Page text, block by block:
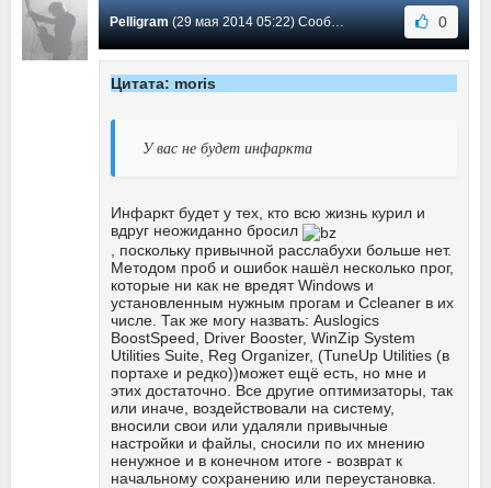
Pelligram(29 мая 2014 05:22) Сообщение #5 0
Цитата: moris
У вас не будет инфаркта
Инфаркт будет у тех, кто всю жизнь курил и
вдруг неожиданно бросил
, поскольку привычной расслабухи больше нет.
Методом проб и ошибок нашёл несколько прог,
которые ни как не вредят Windows и
установленным нужным прогам и Ccleaner в их
числе. Так же могу назвать: Auslogics
BoostSpeed, Driver Booster, WinZip System
Utilities Suite, Reg Organizer, (TuneUp Utilities (в
портахе и редко))может ещё есть, но мне и
этих достаточно. Все другие оптимизаторы, так
или иначе, воздействовали на систему,
вносили свои или удаляли привычные
настройки и файлы, сносили по их мнению
ненужное и в конечном итоге - возврат к
начальному сохранению или переустановка.